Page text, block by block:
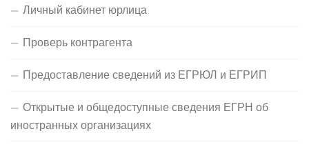
Личный кабинет юрлица
Проверь контрагента
Предоставление сведений из ЕГРЮЛ и ЕГРИП
Открытые и общедоступные сведения ЕГРН об
иностранных организациях